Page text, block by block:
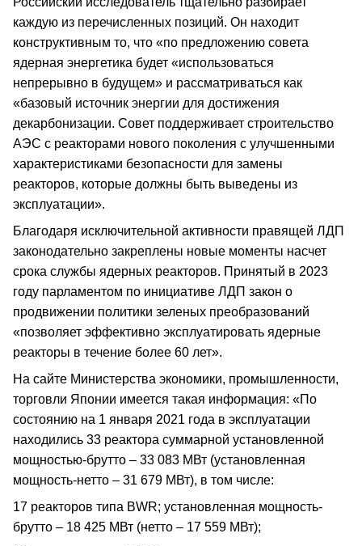
каждую из перечисленных позиций. Он находит
конструктивным то, что «по предложению совета
ядерная энергетика будет «использоваться
непрерывно в будущем» и рассматриваться как
«базовый источник энергии для достижения
декарбонизации. Совет поддерживает строительство
АЭС с реакторами нового поколения с улучшенными
характеристиками безопасности для замены
реакторов, которые должны быть выведены из
эксплуатации».
Благодаря исключительной активности правящей ЛДП
законодательно закреплены новые моменты насчет
срока службы ядерных реакторов. Принятый в 2023
году парламентом по инициативе ЛДП закон о
продвижении политики зеленых преобразований
«позволяет эффективно эксплуатировать ядерные
реакторы в течение более 60 лет».
На сайте Министерства экономики, промышленности,
торговли Японии имеется такая информация: «По
состоянию на 1 января 2021 года в эксплуатации
находились 33 реактора суммарной установленной
мощностью-брутто – 33 083 МВт (установленная
мощность-нетто – 31 679 МВт), в том числе:
17 реакторов типа BWR; установленная мощность-
брутто – 18 425 МВт (нетто – 17 559 МВт);